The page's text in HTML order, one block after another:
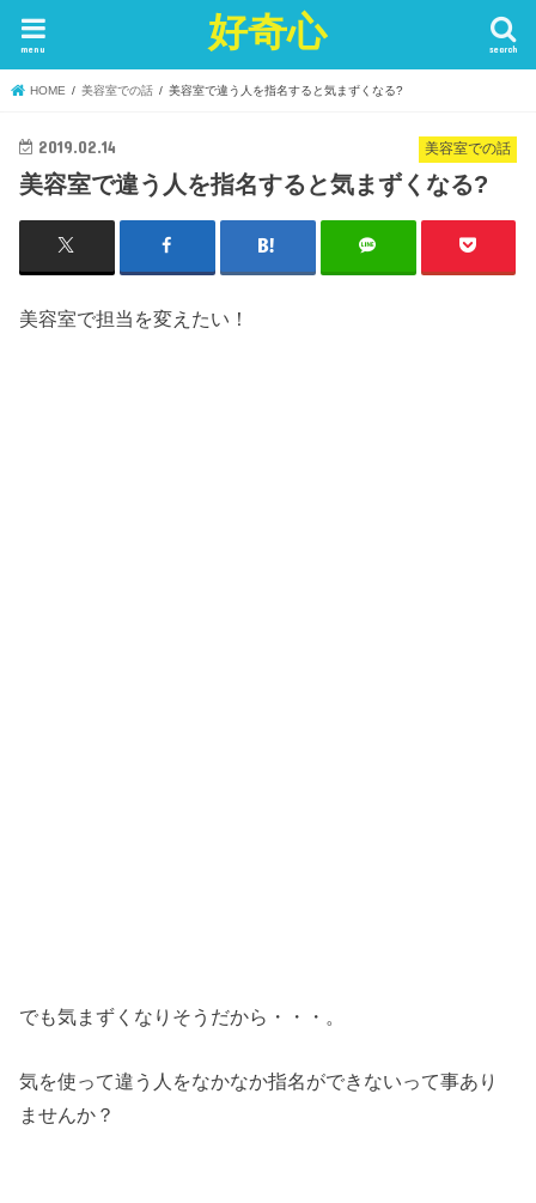
好奇心 search
menu
HOME 美容室での話 美容室で違う人を指名すると気まずくなる?
美容室での話
2019.02.14
美容室で違う人を指名すると気まずくなる?
美容室で担当を変えたい！
でも気まずくなりそうだから・・・。
気を使って違う人をなかなか指名ができないって事あり
ませんか？